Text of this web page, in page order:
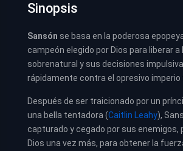
Sinopsis
Sansón se basa en la poderosa
campeón elegido por Dios para liberar a
sobrenatural y sus decisiones
rápidamente contra el opresivo imperio
Después de ser traicionado por un
una bella tentadora (Caitlin Leahy),
capturado y cegado por sus enemigos,
Dios una vez más, para obtener la